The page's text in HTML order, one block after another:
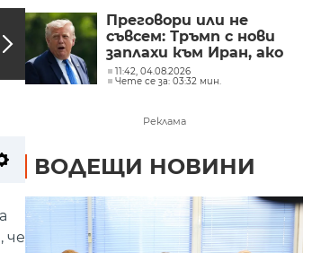
Израелски удари в Газа
- нови жертви след
края на примирието
Settings
че
Преговори или не
съвсем: Тръмп с нови
заплахи към Иран, ако
Техеран не сключи
споразумение
11:42, 04.08.2026
Чете се за: 03:32 мин.
Реклама
ВОДЕЩИ НОВИНИ